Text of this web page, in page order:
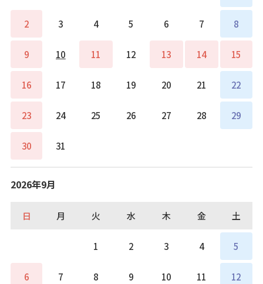
2 3 4 5 6 7 8
9 10 11 12 13 14 15
16 17 18 19 20 21 22
23 24 25 26 27 28 29
30 31
2026年9月
日 月 火 水 木 金 土
1 2 3 4 5
6 7 8 9 10 11 12